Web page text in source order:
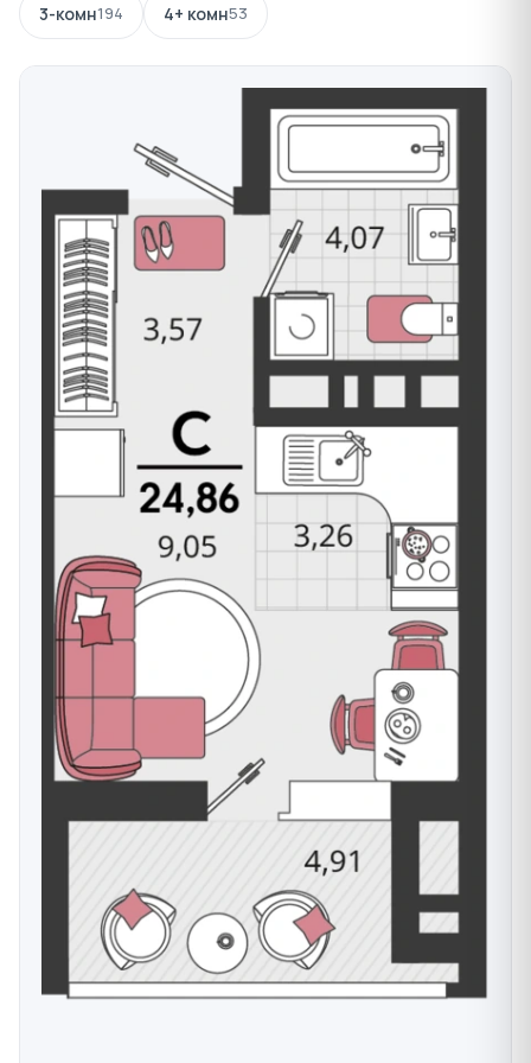
Поликлиника(строится) — взрослая и
— Святых Первоверховных апостолов
Петра и Павла, действующий.
Архитектура и технологии строительства
Дома возводятся по монолитно-каркасной
технологии с облицовкой керамическим кирпичом —
такой фасад не требует обслуживания и держит
форму десятилетиями. Фундамент свайный: забивные
сваи на плитном ростверке толщиной 700 мм,
погружены на глубину 15 м до твёрдых пород грунта.
Конструктив стен по слоям:
Наружные и межквартирные стены
газосиликатный блок 200 мм, минеральная
вата 80 мм, облицовка керамическим кирпичом
— такой пирог удерживает тепло зимой и не
даёт перегреву летом;
Межкомнатные перегородки
газосиликатный блок 100 мм;
Остекление
— качественные стеклопакеты с
шумо- и теплоизоляцией.
Этажность домов различается по кварталам — от 9
до 24 этажей, за счёт этого застройка не выглядит
однообразной стеной. Лифты в домах
высокоскоростные и бесшумные, в отдельных
литерах предусмотрен спуск на паркинг на лифте.
Входные группы и места общего пользования
выполнены с современной отделкой.
В квартирах установлена система «Умный дом»
класса Е с автоматизированным сбором и передачей
данных о потреблении ресурсов в управляющую
компанию, а также IP-домофония с возможностью
3-комн194 4+ комн53